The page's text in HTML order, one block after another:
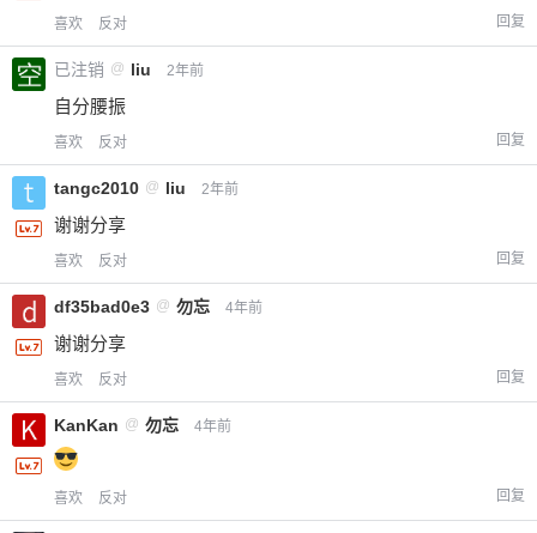
喜欢 反对 回复
已注销 @ liu 2年前
自分腰振
喜欢 反对 回复
tangc2010 @ liu 2年前
谢谢分享
喜欢 反对 回复
df35bad0e3 @ 勿忘 4年前
谢谢分享
喜欢 反对 回复
KanKan @ 勿忘 4年前
喜欢 反对 回复